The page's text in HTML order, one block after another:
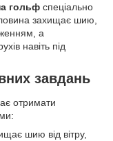
гольф спеціально
захищає шию,
а
навіть під
завдань
отримати
шию від вітру,